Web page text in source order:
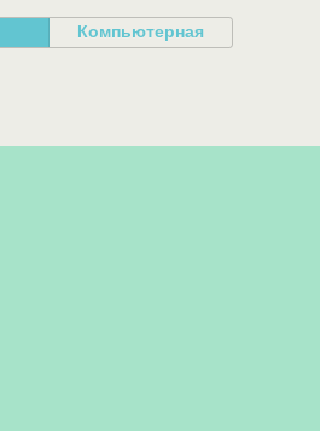
Компьютерная